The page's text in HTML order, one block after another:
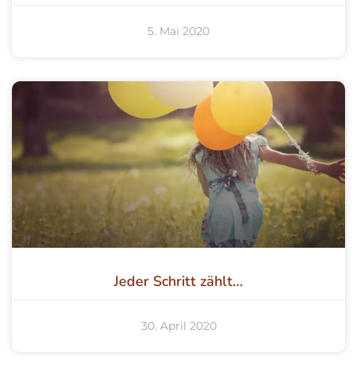
5. Mai 2020
Jeder Schritt zählt…
30. April 2020